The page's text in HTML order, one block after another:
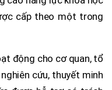
cấp theo một trong
động cho cơ quan, tổ
cứu, thuyết minh